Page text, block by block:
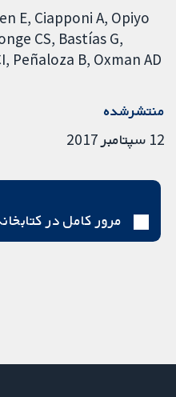
E Ciapponi A Opiyo
CS Bastías G
Peñaloza B Oxman AD
منتشرشده
12 سپتامبر 2017
مرور کامل در